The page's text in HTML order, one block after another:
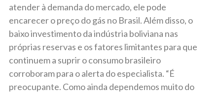
atender à demanda do mercado, ele pode
encarecer o preço do gás no Brasil. Além disso, o
baixo investimento da indústria boliviana nas
próprias reservas e os fatores limitantes para que
continuem a suprir o consumo brasileiro
corroboram para o alerta do especialista. “É
preocupante. Como ainda dependemos muito do